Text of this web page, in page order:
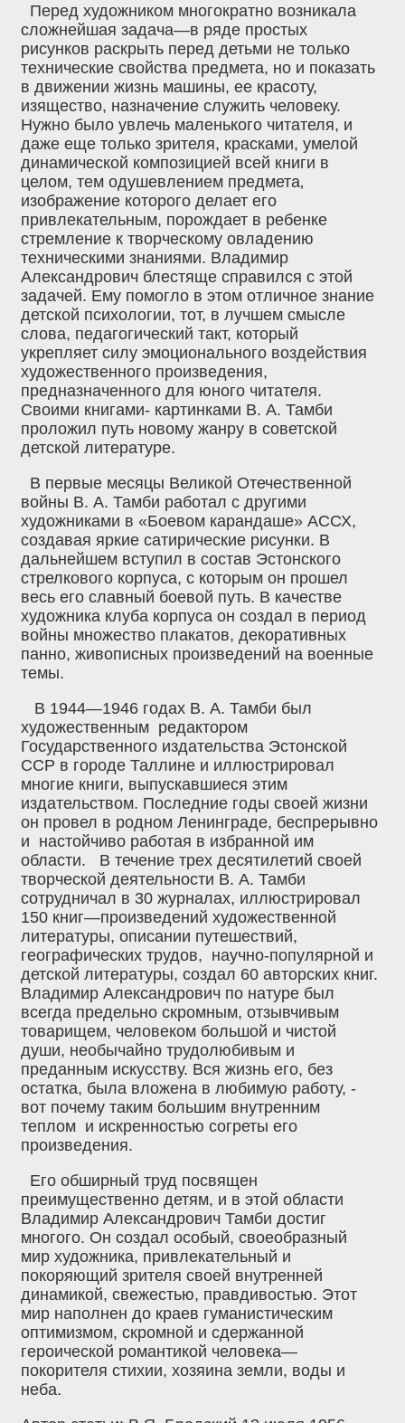
Перед художником многократно возникала
сложнейшая задача—в ряде простых
рисунков раскрыть перед детьми не только
технические свойства предмета, но и показать
в движении жизнь машины, ее красоту,
изящество, назначение служить человеку.
Нужно было увлечь маленького читателя, и
даже еще только зрителя, красками, умелой
динамической композицией всей книги в
целом, тем одушевлением предмета‚
изображение которого делает его
привлекательным, порождает в ребенке
стремление к творческому овладению
техническими знаниями. Владимир
Александрович блестяще справился с этой
задачей. Ему помогло в этом отличное знание
детской психологии, тот, в лучшем смысле
слова, педагогический такт, который
укрепляет силу эмоционального воздействия
художественного произведения,
предназначенного для юного читателя.
Своими книгами- картинками В. А. Тамби
проложил путь новому жанру в советской
детской литературе.
В первые месяцы Великой Отечественной
войны В. А. Тамби работал с другими
художниками в «Боевом карандаше» АССХ,
создавая яркие сатирические рисунки. В
дальнейшем вступил в состав Эстонского
стрелкового корпуса, с которым он прошел
весь его славный боевой путь. В качестве
художника клуба корпуса он создал в период
войны множество плакатов, декоративных
панно, живописных произведений на военные
темы.
В 1944—1946 годах В. А. Тамби был
художественным редактором
Государственного издательства Эстонской
ССР в городе Таллине и иллюстрировал
многие книги, выпускавшиеся этим
издательством. Последние годы своей жизни
он провел в родном Ленинграде, беспрерывно
и настойчиво работая в избранной им
области. В течение трех десятилетий своей
творческой деятельности В. А. Тамби
сотрудничал в 30 журналах, иллюстрировал
150 книг—произведений художественной
литературы, описании путешествий,
географических трудов, научно-популярной и
детской литературы, создал 60 авторских книг.
Владимир Александрович по натуре был
всегда предельно скромным, отзывчивым
товарищем, человеком большой и чистой
души, необычайно трудолюбивым и
преданным искусству. Вся жизнь его, без
остатка, была вложена в любимую работу, -
вот почему таким большим внутренним
теплом и искренностью согреты его
произведения.
Его обширный труд посвящен
преимущественно детям, и в этой области
Владимир Александрович Тамби достиг
многого. Он создал особый, своеобразный
мир художника, привлекательный и
покоряющий зрителя своей внутренней
динамикой, свежестью, правдивостью. Этот
мир наполнен до краев гуманистическим
оптимизмом, скромной и сдержанной
героической романтикой человека—
покорителя стихии, хозяина земли, воды и
неба.